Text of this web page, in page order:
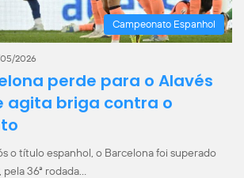
Campeonato Espanhol
2026
perde para o Alavés
agita briga contra o
o título espanhol, o Barcelona foi superado
36ª rodada…